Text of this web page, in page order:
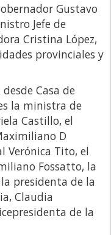
Gustavo
Jefe de
Cristina López,
provinciales y
Casa de
la ministra de
Castillo, el
D
Verónica Tito, el
Fossatto, la
presidenta de la
Claudia
de la